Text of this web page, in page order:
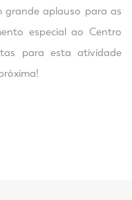
grande aplauso para as
especial ao Centro
para esta atividade